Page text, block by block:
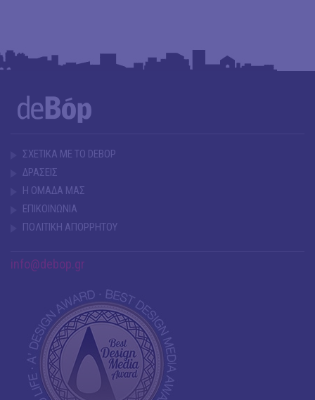
ΣΧΕΤΙΚΑ ΜΕ ΤΟ DEBOP
ΔΡΑΣΕΙΣ
Η ΟΜΑΔΑ ΜΑΣ
ΕΠΙΚΟΙΝΩΝΙΑ
ΠΟΛΙΤΙΚΗ ΑΠΟΡΡΗΤΟΥ
info@debop.gr